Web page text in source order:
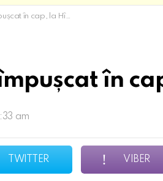
în cap, la Hîncești
în
am
TWITTER VIBER